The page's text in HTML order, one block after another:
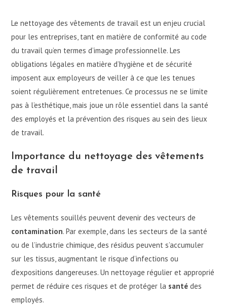
Le nettoyage des vêtements de travail est un enjeu crucial
pour les entreprises, tant en matière de conformité au code
du travail qu’en termes d’image professionnelle. Les
obligations légales en matière d’hygiène et de sécurité
imposent aux employeurs de veiller à ce que les tenues
soient régulièrement entretenues. Ce processus ne se limite
pas à l’esthétique, mais joue un rôle essentiel dans la santé
des employés et la prévention des risques au sein des lieux
de travail.
Importance du nettoyage des vêtements
de travail
Risques pour la santé
Les vêtements souillés peuvent devenir des vecteurs de
contamination. Par exemple, dans les secteurs de la santé
ou de l’industrie chimique, des résidus peuvent s’accumuler
sur les tissus, augmentant le risque d’infections ou
d’expositions dangereuses. Un nettoyage régulier et approprié
permet de réduire ces risques et de protéger la santé des
employés.